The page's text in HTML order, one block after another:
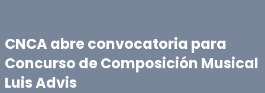
CNCA abre convocatoria para
Concurso de Composición Musical
Luis Advis